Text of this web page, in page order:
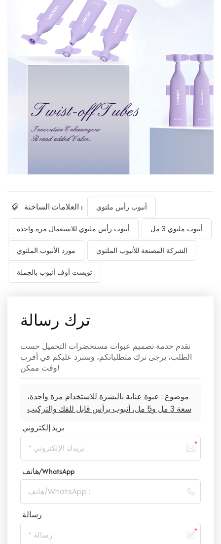
العلامات الساخنة : أنبوب رأس ملتوي
أنبوب رأس ملتوي للاستعمال مرة واحدة أنبوب ملتوي 3 مل
مورد الأنبوب الملتوي الشركة المصنعة للأنبوب الملتوي
تويست أوف أنبوب بالجملة
ترك رسالة
نقدم خدمة تصميم عبوات مستحضرات التجميل حسب
الطلب، يرجى ترك متطلباتكم، وسنرد عليكم في أقرب
وقت ممكن!
موضوع : عبوة عناية بالبشرة للاستخدام مرة واحدة،
سعة 3 مل و5 مل، أنبوب برأس قابل للفك والتركيب
بريد إلكتروني
هاتف/WhatsApp
رسالة